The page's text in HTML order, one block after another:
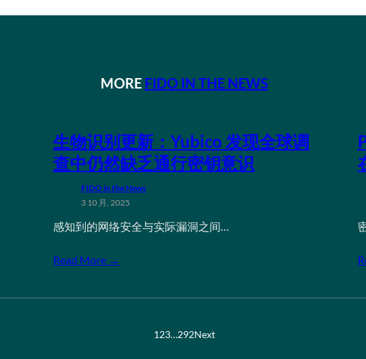
MORE FIDO IN THE NEWS
生物识别更新：Yubico 发现全球调
查中仍然缺乏通行密钥意识
FIDO in the News
3 10 月, 2025
感知到的网络安全与实际漏洞之间…
Read More →
123…292Next